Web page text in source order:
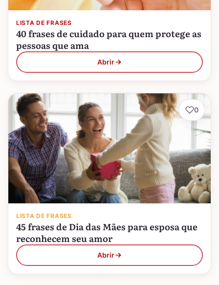
LISTA DE FRASES
40 frases de cuidado para quem protege as
pessoas que ama
Abrir
LISTA DE FRASES
45 frases de Dia das Mães para esposa que
reconhecem seu amor
Abrir
0